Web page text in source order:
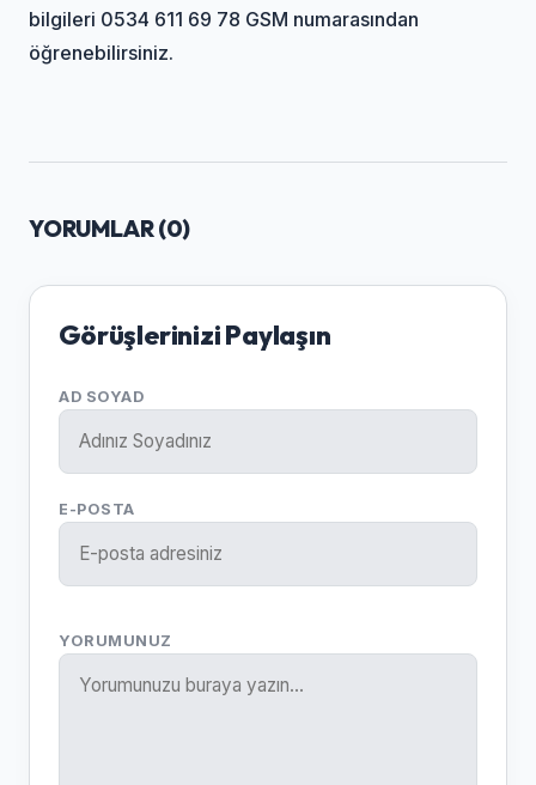
bilgileri 0534 611 69 78 GSM numarasından
öğrenebilirsiniz.
YORUMLAR (0)
Görüşlerinizi Paylaşın
AD SOYAD
E-POSTA
YORUMUNUZ